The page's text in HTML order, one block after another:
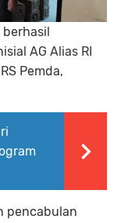
AG Alias RI
Pemda,
pencabulan